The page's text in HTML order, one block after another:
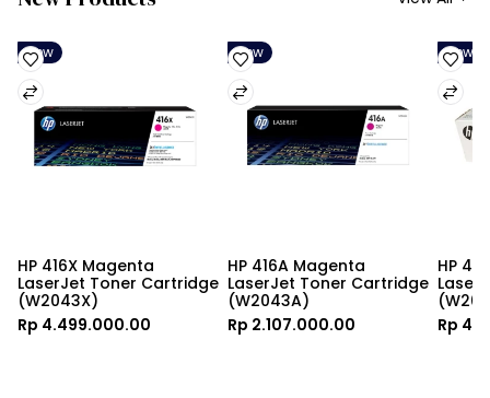
New
HP 416X Magenta
LaserJet Toner Cartridge
(W2043X)
Rp 4.499.000.00
New
HP 416A Magenta
LaserJet Toner Cartridge
(W2043A)
Rp 2.107.000.00
New
HP
Rp